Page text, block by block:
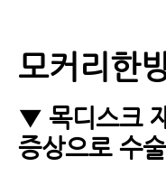
모커리한
▼ 목디스크
증상으로 수